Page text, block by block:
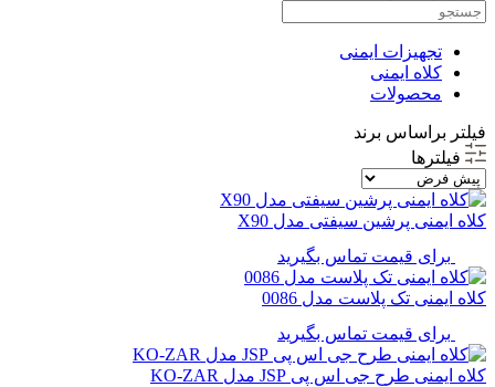
تجهیزات ایمنی
کلاه ایمنی
محصولات
فیلتر براساس برند
فیلترها
کلاه ایمنی پرشین سیفتی مدل X90
برای قیمت تماس بگیرید
کلاه ایمنی تک پلاست مدل 0086
برای قیمت تماس بگیرید
کلاه ایمنی طرح جی اس پی JSP مدل KO-ZAR